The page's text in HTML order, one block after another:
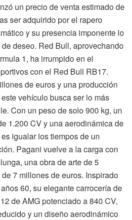
un precio de venta estimado de
ser adquirido por el rapero
y su presencia imponente lo
deseo. Red Bull, aprovechando
1, ha irrumpido en el
con el Red Bull RB17.
de euros y una producción
vehículo busca ser lo más
Con un peso de solo 900 kg, un
1.200 CV y una aerodinámica de
igualar los tiempos de un
Pagani vuelve a la carga con
una obra de arte de 5
7 millones de euros. Inspirado
60, su elegante carrocería de
de AMG potenciado a 840 CV,
y un diseño aerodinámico